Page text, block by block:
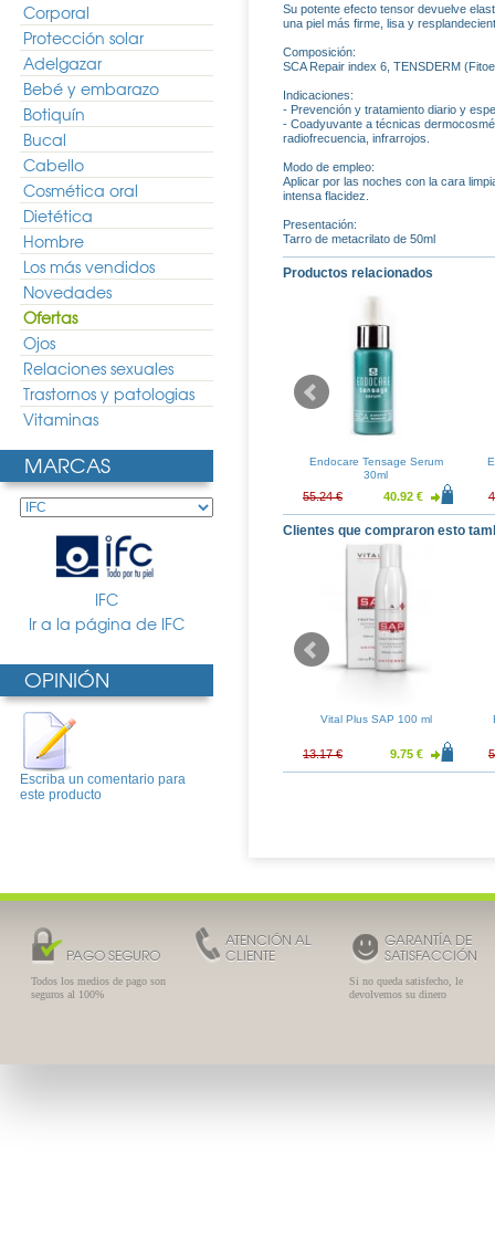
Corporal
Protección solar
Adelgazar
Bebé y embarazo
Botiquín
Bucal
Cabello
Cosmética oral
Dietética
Hombre
Los más vendidos
Novedades
Ofertas
Ojos
Relaciones sexuales
Trastornos y patologias
Vitaminas
MARCAS
IFC
Ir a la página de IFC
OPINIÓN
Escriba un comentario para
este producto
Su potente efecto tensor devuelve
una piel más firme, lisa y
Composición:
SCA Repair index 6, TENSDERM
Indicaciones:
- Prevención y tratamiento diario y
- Coadyuvante a técnicas
radiofrecuencia, infrarrojos.
Modo de empleo:
Aplicar por las noches con la cara
intensa flacidez.
Presentación:
Tarro de metacrilato de 50ml
Productos relacionados
30gr
7.31 € 9.03 € 6.69 €
Endocare Tensage Serum
30ml
55.24 € 40.92 €
Clientes que compraron esto
Aquafoam
125ml
16.60 €
Vital Plus SAP 100 ml
13.17 € 9.75 €
PAGO SEGURO
Todos los medios de pago son
seguros al 100%
ATENCIÓN AL
CLIENTE
GARANTÍA DE
SATISFACCIÓN
Si no queda satisfecho, le
devolvemos su dinero